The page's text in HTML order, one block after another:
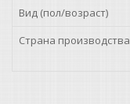
Вид (пол/возраст)
Страна производства